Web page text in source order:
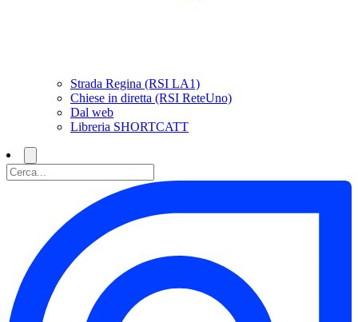
Strada Regina (RSI LA1)
Chiese in diretta (RSI ReteUno)
Dal web
Libreria SHORTCATT